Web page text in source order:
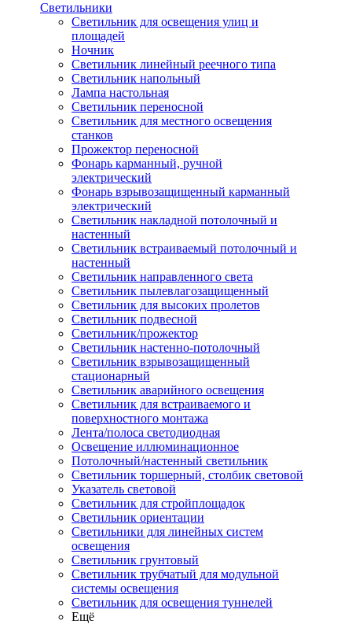
Светильники
Светильник для освещения улиц и
площадей
Ночник
Светильник линейный реечного типа
Светильник напольный
Лампа настольная
Светильник переносной
Светильник для местного освещения
станков
Прожектор переносной
Фонарь карманный, ручной
электрический
Фонарь взрывозащищенный карманный
электрический
Светильник накладной потолочный и
настенный
Светильник встраиваемый потолочный и
настенный
Светильник направленного света
Светильник пылевлагозащищенный
Светильник для высоких пролетов
Светильник подвесной
Светильник/прожектор
Светильник настенно-потолочный
Светильник взрывозащищенный
стационарный
Светильник аварийного освещения
Светильник для встраиваемого и
поверхностного монтажа
Лента/полоса светодиодная
Освещение иллюминационное
Потолочный/настенный светильник
Светильник торшерный, столбик световой
Указатель световой
Светильник для стройплощадок
Светильник ориентации
Светильники для линейных систем
освещения
Светильник грунтовый
Светильник трубчатый для модульной
системы освещения
Светильник для освещения туннелей
Ещё